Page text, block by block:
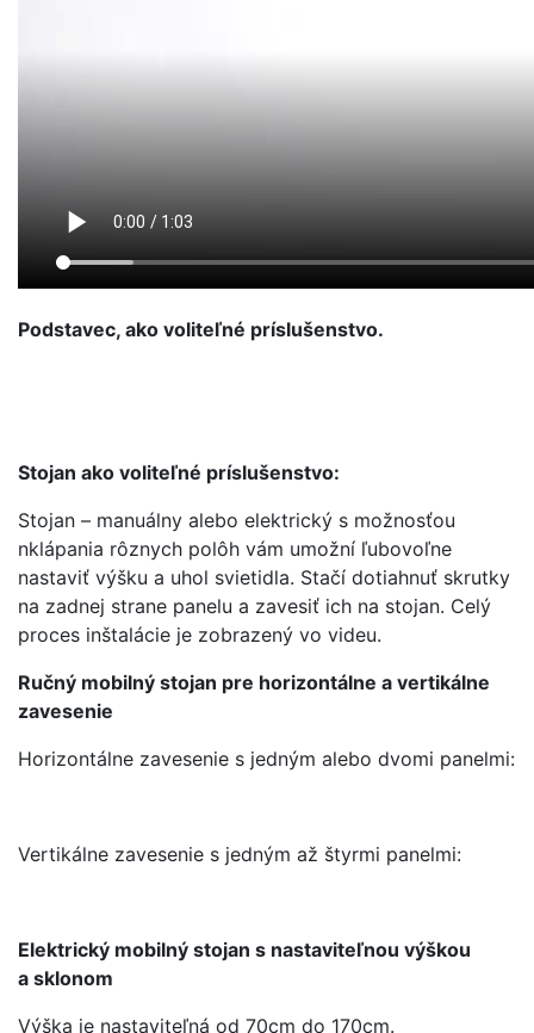
Podstavec, ako voliteľné príslušenstvo.
Stojan ako voliteľné príslušenstvo:
Stojan – manuálny alebo elektrický s možnosťou
nklápania rôznych polôh vám umožní ľubovoľne
nastaviť výšku a uhol svietidla. Stačí dotiahnuť skrutky
na zadnej strane panelu a zavesiť ich na stojan. Celý
proces inštalácie je zobrazený vo videu.
Ručný mobilný stojan pre horizontálne a vertikálne
zavesenie
Horizontálne zavesenie s jedným alebo dvomi panelmi:
Vertikálne zavesenie s jedným až štyrmi panelmi:
Elektrický mobilný stojan s nastaviteľnou výškou
a sklonom
Výška je nastaviteľná od 70cm do 170cm.